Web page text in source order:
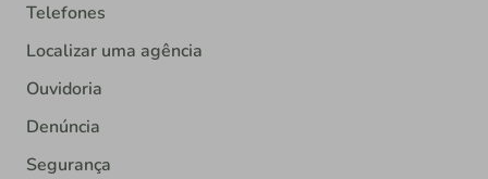
Telefones
Localizar uma agência
Ouvidoria
Denúncia
Segurança